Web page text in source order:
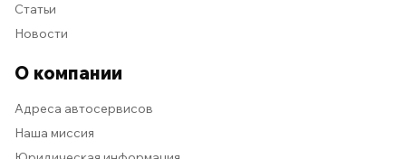
Статьи
Новости
О компании
Адреса автосервисов
Наша миссия